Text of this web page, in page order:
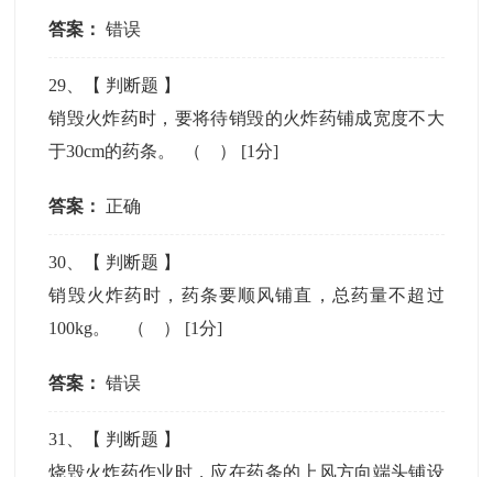
答案： 错误
29 、【 判断题 】
销毁火炸药时，要将待销毁的火炸药铺成宽度不大
于30cm的药条。 （ ） [1分]
答案： 正确
30 、【 判断题 】
销毁火炸药时，药条要顺风铺直，总药量不超过
100kg。 （ ） [1分]
答案： 错误
31 、【 判断题 】
烧毁火炸药作业时，应在药条的上风方向端头铺设